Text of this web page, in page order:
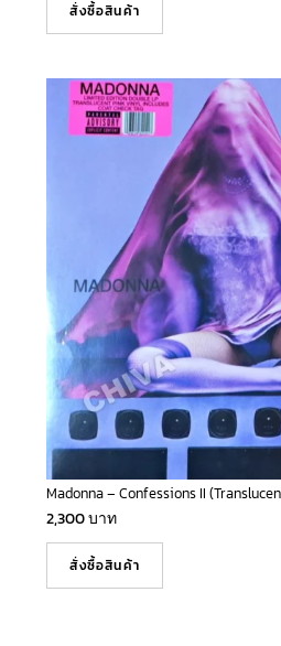
สั่งซื้อสินค้า
Madonna – Confessions II
2,300บาท
สั่งซื้อสินค้า